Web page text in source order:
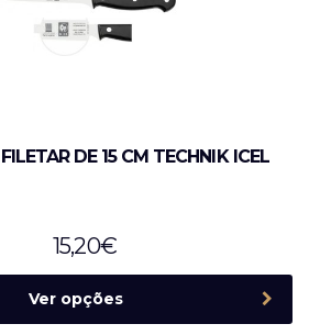
DE 15 CM TECHNIK ICEL
15,20€
Ver opções